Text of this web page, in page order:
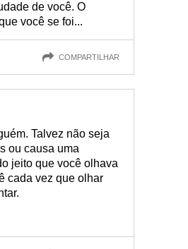
de você. O
você se foi...
COMPARTILHAR
Talvez não seja
ou causa uma
jeito que você olhava
cada vez que olhar